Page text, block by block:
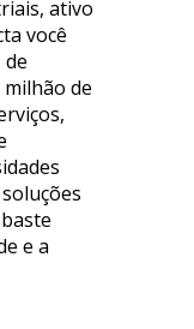
ativo
você
de
e a